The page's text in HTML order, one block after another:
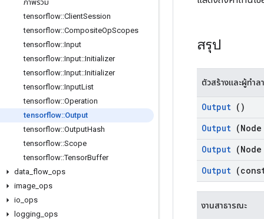
ภาพรวม
tensorflow::ClientSession
tensorflow::CompositeOpScopes
tensorflow::Input
tensorflow::Input::Initializer
tensorflow::Input::Initializer
tensorflow::InputList
tensorflow::Operation
tensorflow::Output
tensorflow::OutputHash
tensorflow::Scope
tensorflow::TensorBuffer
data flow ops
image ops
io ops
logging ops
สรุป
ตัวสร้างและผู้ทำล
Output ()
Output
Output
Output
งานสาธารณะ